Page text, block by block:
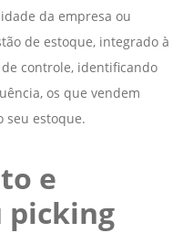
da empresa ou
de estoque, integrado à
controle, identificando
os que vendem
seu estoque.
e
picking